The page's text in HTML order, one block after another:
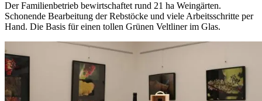
Der Familienbetrieb bewirtschaftet rund 21 ha Weingärten.
Schonende Bearbeitung der Rebstöcke und viele Arbeitsschritte per
Hand. Die Basis für einen tollen Grünen Veltliner im Glas.